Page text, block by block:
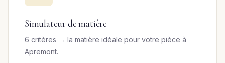
Simulateur de matière
6 critères → la matière idéale pour votre pièce à
Apremont.